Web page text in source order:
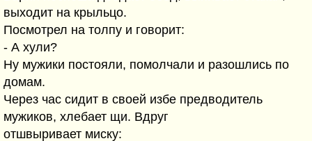
выходит на крыльцо.
Посмотрел на толпу и говорит:
- А хули?
Ну мужики постояли, помолчали и разошлись по
домам.
Через час сидит в своей избе предводитель
мужиков, хлебает щи. Вдруг
отшвыривает миску: